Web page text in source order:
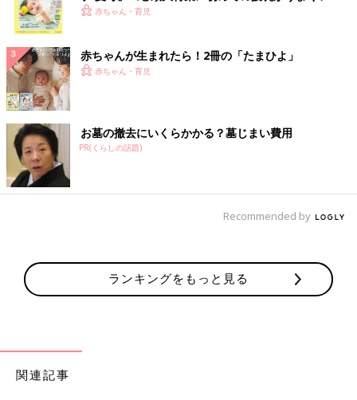
く！ おっぱい・ミルクの基本と夏のトラブル 解決テ
赤ちゃん・育児
赤ちゃんが生まれたら！2冊の「たまひよ」
赤ちゃん・育児
お墓の撤去にいくらかかる？墓じまい費用
PR(くらしの話題)
Recommended by
ランキングをもっと見る
関連記事